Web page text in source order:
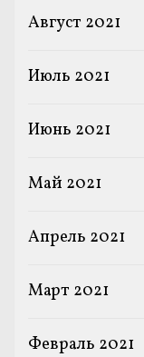
Август 2021
Июль 2021
Июнь 2021
Май 2021
Апрель 2021
Март 2021
Февраль 2021